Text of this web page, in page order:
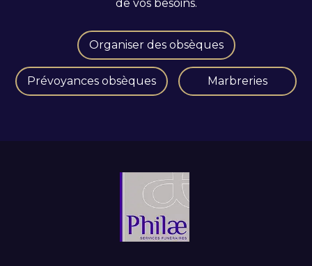
de vos besoins.
Organiser des obsèques
Prévoyances obsèques Marbreries